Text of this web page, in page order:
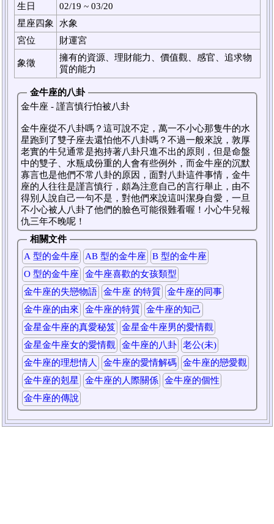
生日
02/19 ~ 03/20
星座四象
水象
宮位
財運宮
象徵
擁有的資源、理財能力、價值觀、感官、追求物
質的能力
金牛座的八卦
金牛座 - 謹言慎行怕被八卦
金牛座從不八卦嗎？這可說不定，萬一不小心那隻牛的水
星跑到了雙子座去還怕他不八卦嗎？不過一般來說，敦厚
老實的牛兒通常是抱持著八卦只進不出的原則，但是命盤
中的雙子、水瓶成份重的人會有些例外，而金牛座的沉默
寡言也是他們不常八卦的原因，面對八卦這件事情，金牛
座的人往往是謹言慎行，頗為注意自己的言行舉止，由不
得別人說自己一句不是，對他們來說這叫潔身自愛，一旦
不小心被人八卦了他們的臉色可能很難看喔！小心牛兒報
仇三年不晚呢！
相關文件
A 型的金牛座
AB 型的金牛座
B 型的金牛座
O 型的金牛座
金牛座喜歡的女孩類型
金牛座的失戀物語
金牛座 的特質
金牛座的同事
金牛座的由來
金牛座的特質
金牛座的知己
金星金牛座的真愛秘笈
金星金牛座男的愛情觀
金星金牛座女的愛情觀
金牛座的八卦
老公(未)
金牛座的理想情人
金牛座的愛情解碼
金牛座的戀愛觀
金牛座的剋星
金牛座的人際關係
金牛座的個性
金牛座的傳說